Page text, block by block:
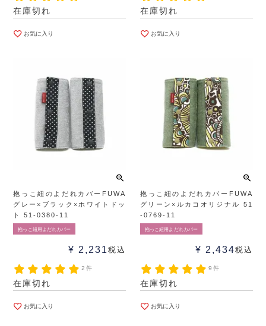
在庫切れ
お気に入り
在庫切れ
お気に入り
抱っこ紐のよだれカバーFUWA
グレー×ブラック×ホワイトドッ
ト 51-0380-11
抱っこ紐用よだれカバー
¥ 2,231 税込
2件
在庫切れ
お気に入り
抱っこ紐のよだれカバーFUWA
グリーン×ルカコオリジナル 51
-0769-11
抱っこ紐用よだれカバー
¥ 2,434税込
9件
在庫切れ
お気に入り